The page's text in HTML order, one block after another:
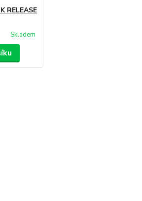
RELEASE
Skladem